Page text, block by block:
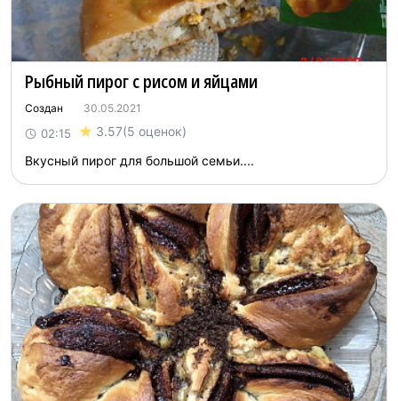
Рыбный пирог с рисом и яйцами
Создан 30.05.2021
02:15 3.57(5 оценок)
Вкусный пирог для большой семьи....